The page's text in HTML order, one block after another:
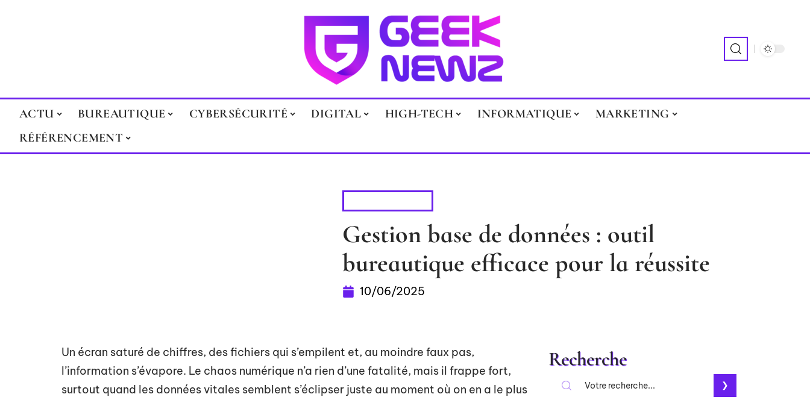
ACTU BUREAUTIQUE CYBERSÉCURITÉ DIGITAL HIGH-TECH INFORMATIQUE
MARKETING
RÉFÉRENCEMENT
Gestion base de données : outil
bureautique efficace pour la réussite
10/06/2025
Un écran saturé de chiffres, des fichiers qui s’empilent et, au moindre faux pas,
l’information s’évapore. Le chaos numérique n’a rien d’une fatalité, mais il frappe fort,
surtout quand les données vitales semblent s’éclipser juste au moment où on en a le plus
Recherche